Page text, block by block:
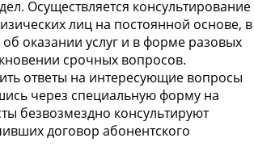
Осуществляется консультирование
лиц на постоянной основе, в
оказании услуг и в форме разовых
срочных вопросов.
ответы на интересующие вопросы
через специальную форму на
безвозмездно консультируют
договор абонентского